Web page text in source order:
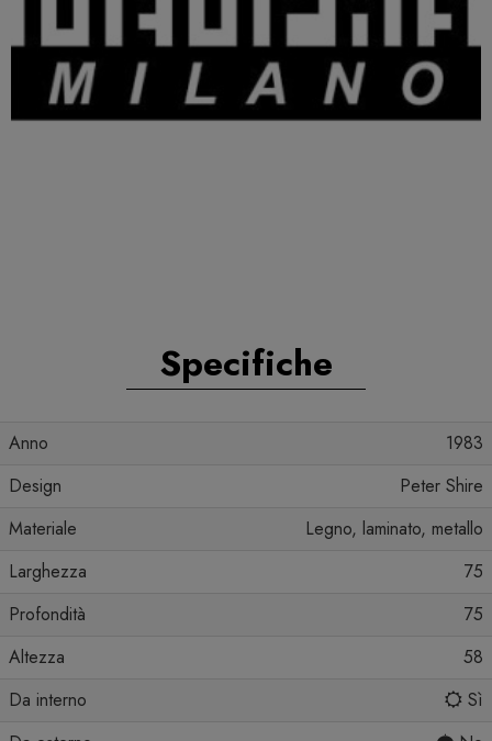
Specifiche
Anno
1983
Design
Peter Shire
Materiale
Legno, laminato, metallo
Larghezza
75
Profondità
75
Altezza
58
Da interno
Sì